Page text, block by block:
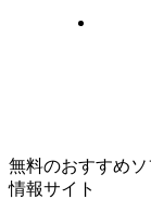
無料のおすすめ
情報サイト